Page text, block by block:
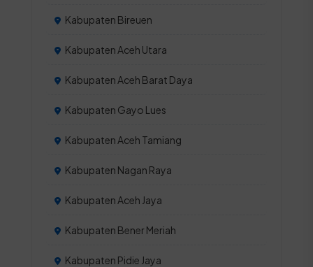
Kabupaten Bireuen
Kabupaten Aceh Utara
Kabupaten Aceh Barat Daya
Kabupaten Gayo Lues
Kabupaten Aceh Tamiang
Kabupaten Nagan Raya
Kabupaten Aceh Jaya
Kabupaten Bener Meriah
Kabupaten Pidie Jaya